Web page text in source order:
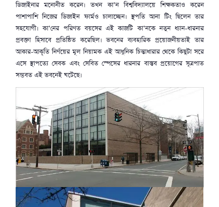
ডিজাইনার মনোনীত করেন। তখন কা’ন বিশ্ববিদ্যালয়ে শিক্ষকতাও করেন
পাশাপাশি নিজের ডিজাইন ফার্মও চালাচ্ছেন। স্থপতি আনা টিং ছিলেন তার
সহযোগী। কা’নের পরিণত বয়সের এই কাজটি কা’নকে নতুন ধ্যান-ধারনার
প্রবক্তা হিসাবে প্রতিষ্ঠিত করেছিল। ভবনের ব্যবহারিক প্রয়োজনীয়তাই তার
আকার-আকৃতি নির্ণয়ের মূল নিয়ামক এই আধুনিক চিন্তাধারার থেকে কিছুটা সরে
এসে স্থাপত্যে সেবক এবং সেবিত স্পেসের ধারনার বাস্তব প্রয়োগের সূত্রপাত
সম্ভবত এই ভবনেই ঘটেছে।